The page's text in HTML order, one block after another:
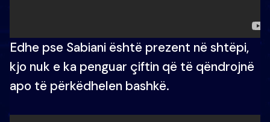
Edhe pse Sabiani është prezent në shtëpi,
kjo nuk e ka penguar çiftin që të qëndrojnë
apo të përkëdhelen bashkë.